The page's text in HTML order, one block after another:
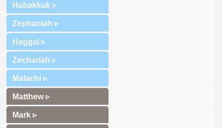
Habakkuk ▹
Zephaniah ▹
Haggai ▹
Zechariah ▹
Malachi ▹
Matthew ▹
Mark ▹